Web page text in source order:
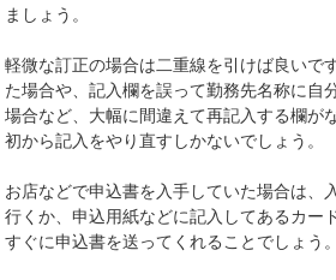
ましょう。
軽微な訂正の場合は二重線を引けば良いで
た場合や、記入欄を誤って勤務先名称に自
場合など、大幅に間違えて再記入する欄が
初から記入をやり直すしかないでしょう。
お店などで申込書を入手していた場合は、
行くか、申込用紙などに記入してあるカー
すぐに申込書を送ってくれることでしょう。